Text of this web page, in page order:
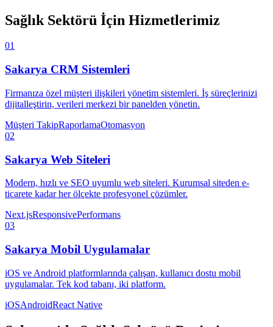
Sağlık Sektörü İçin Hizmetlerimiz
01
Sakarya CRM Sistemleri
Firmanıza özel müşteri ilişkileri yönetim sistemleri. İş süreçlerinizi
dijitalleştirin, verileri merkezi bir panelden yönetin.
Müşteri TakipRaporlamaOtomasyon
02
Sakarya Web Siteleri
Modern, hızlı ve SEO uyumlu web siteleri. Kurumsal siteden e-
ticarete kadar her ölçekte profesyonel çözümler.
Next.jsResponsivePerformans
03
Sakarya Mobil Uygulamalar
iOS ve Android platformlarında çalışan, kullanıcı dostu mobil
uygulamalar. Tek kod tabanı, iki platform.
iOSAndroidReact Native